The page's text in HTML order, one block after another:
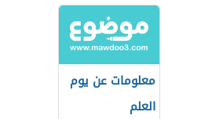
معلومات عن يوم
العلم